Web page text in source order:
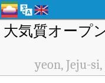
大気質オープ
yeon, Jeju-